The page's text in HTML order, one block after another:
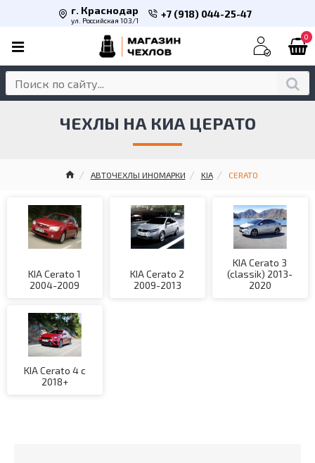
г. Краснодар
ул. Российская 103/1
+7 (918) 044-25-47
0
АВТОЧЕХЛЫ ИНОМАРКИ KIA CERATO
ЧЕХЛЫ НА КИА ЦЕРАТО
KIA Cerato 1
2004-2009
KIA Cerato 2
2009-2013
KIA Cerato 3
(classik) 2013-
2020
KIA Cerato 4 с
2018+